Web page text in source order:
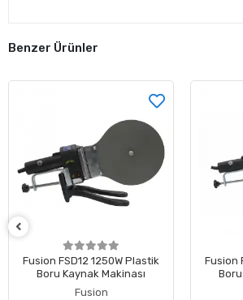
Benzer Ürünler
Fusion FSBT5 1500W Plastik
Boru Kaynak Makinası
Fusion